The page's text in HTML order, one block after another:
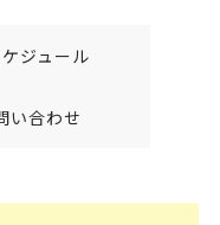
ジュール
い合わせ